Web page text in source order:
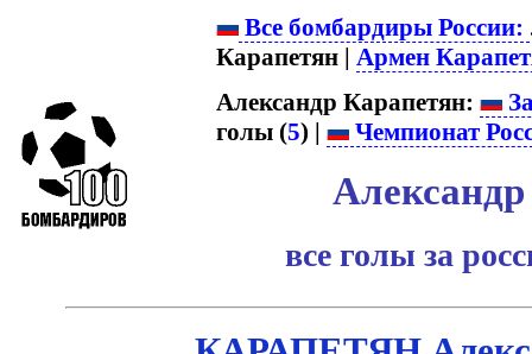
Все бомбардиры России:
Карапетян | Армен
Александр Карапетян:
голы (5) | Чемпионат
все голы за